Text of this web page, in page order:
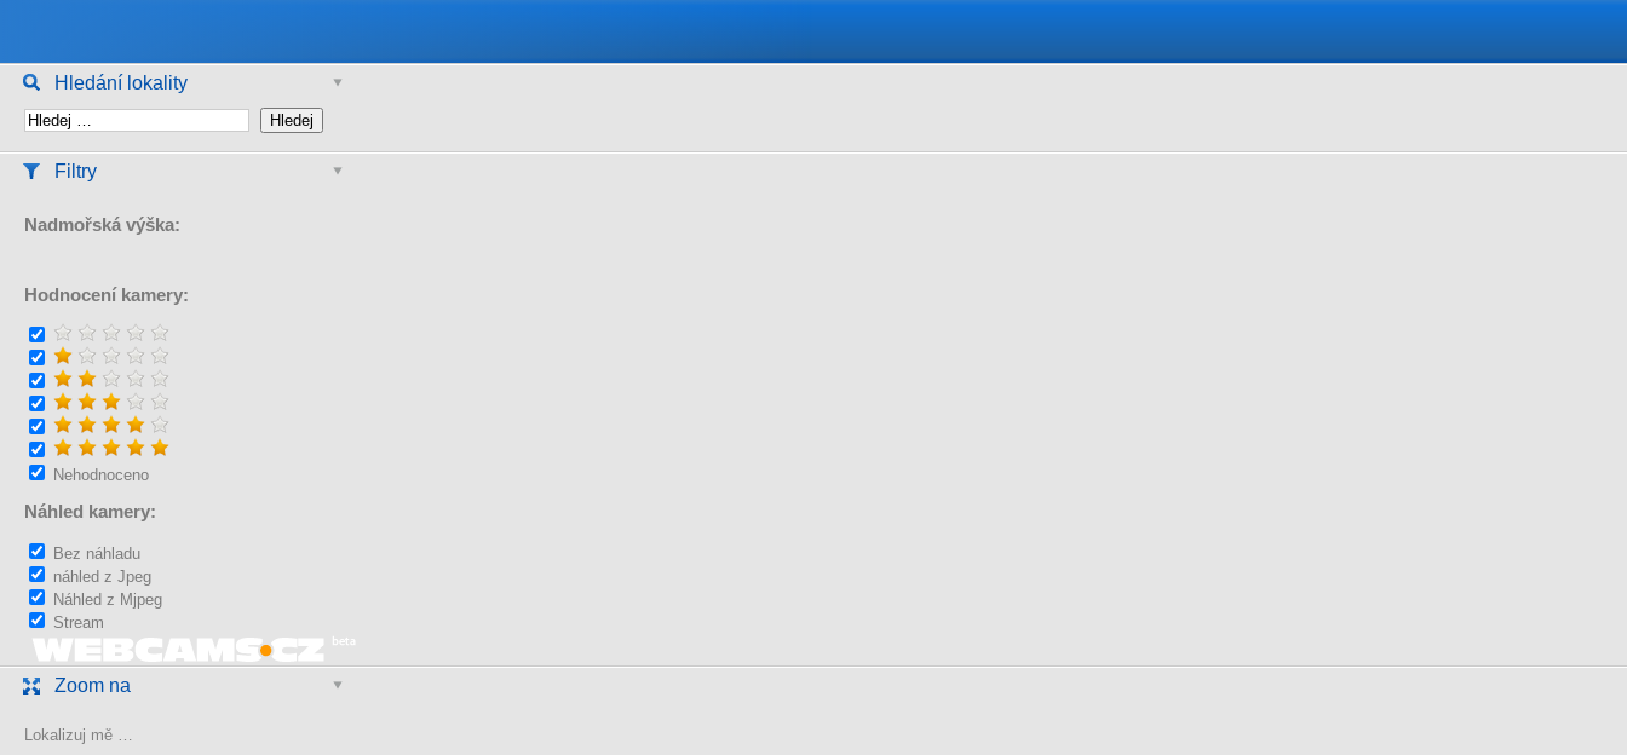
Hledání lokality
Filtry
Nadmořská výška:
Hodnocení kamery:
Nehodnoceno
Náhled kamery:
Bez náhladu
náhled z Jpeg
Náhled z Mjpeg
Stream
Zoom na
Lokalizuj mě …